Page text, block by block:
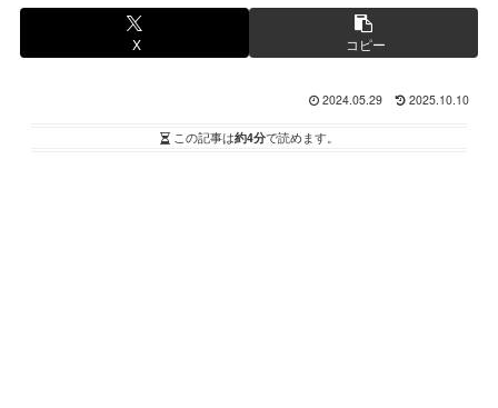
X コピー
2024.05.29 2025.10.10
この記事は約4分で読めます。